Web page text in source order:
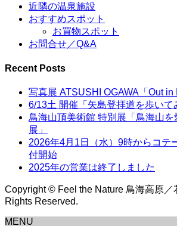
近隣の温泉施設
おすすめスポット
お買物スポット
お問合せ／Q&A
Recent Posts
写真展 ATSUSHI OGAWA「Out in
6/13土 開催「矢島登拝道を歩いて
鳥海山頂美術館 特別展「鳥海山を
展」
2026年4月1日（水）9時からコテ
付開始
2025年の営業は終了しました
Copyright © Feel the Nature 鳥海高原／
Rights Reserved.
MENU